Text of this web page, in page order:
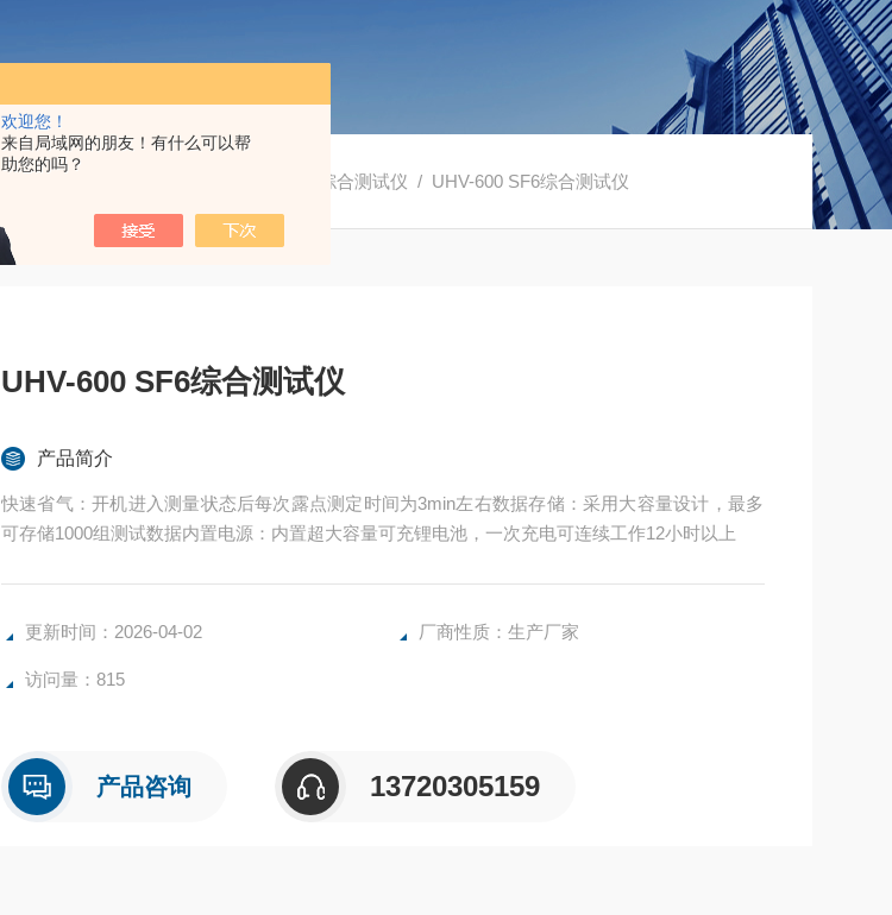
欢迎您！
来自局域网的朋友！有什么可以帮
助您的吗？
UHV-600 SF6综合测试仪 / UHV-600 SF6综合测试仪
UHV-600 SF6综合测试仪
产品简介
快速省气：开机进入测量状态后每次露点测定时间为3min左右数据存储：采用大容量设计，最多
可存储1000组测试数据内置电源：内置超大容量可充锂电池，一次充电可连续工作12小时以上
更新时间：2026-04-02 厂商性质：生产厂家
访问量：815
产品咨询 13720305159